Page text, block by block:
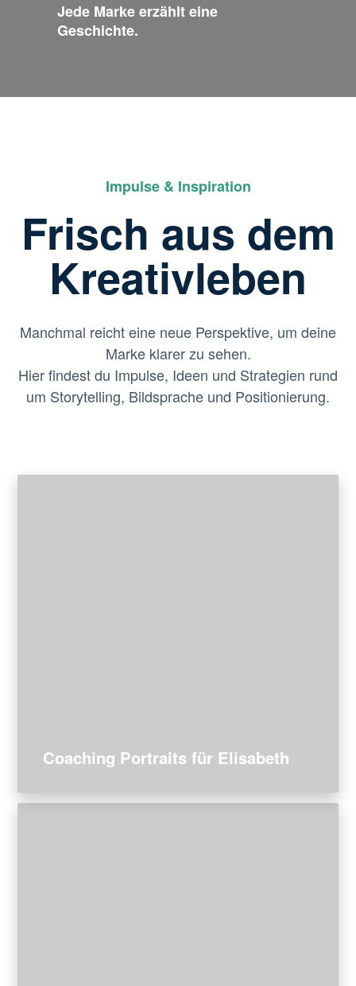
Jede Marke erzählt eine
Geschichte.
Impulse & Inspiration
Frisch aus dem
Kreativleben
Manchmal reicht eine neue Perspektive, um deine
Marke klarer zu sehen.
Hier findest du Impulse, Ideen und Strategien rund
um Storytelling, Bildsprache und Positionierung.
Coaching Portraits für Elisabeth